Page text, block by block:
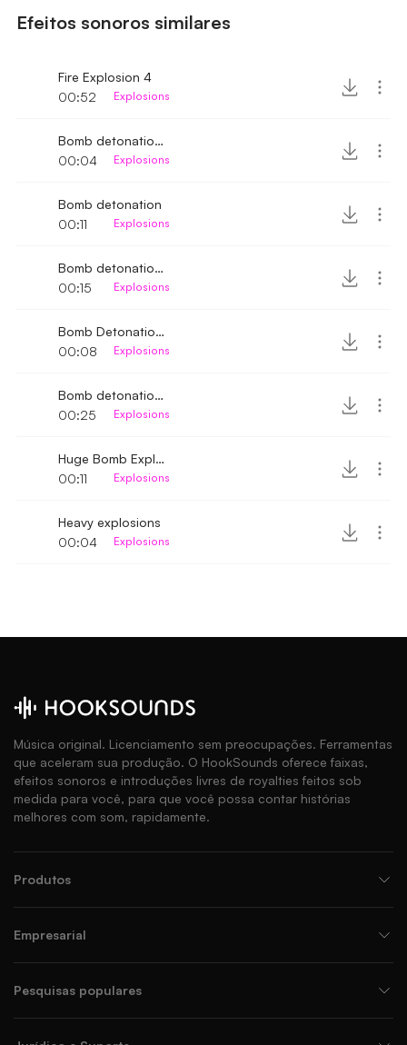
Efeitos sonoros similares
Fire Explosion 4
00:52
Explosions
Bomb detonation 3
00:04
Explosions
Bomb detonation
00:11
Explosions
Bomb detonation up-close
00:15
Explosions
Bomb Detonation Distant 2
00:08
Explosions
Bomb detonation distant
00:25
Explosions
Huge Bomb Explosion
00:11
Explosions
Heavy explosions
00:04
Explosions
Música original. Licenciamento sem preocupações. Ferramentas
que aceleram sua produção. O HookSounds oferece faixas,
efeitos sonoros e introduções livres de royalties feitos sob
medida para você, para que você possa contar histórias
melhores com som, rapidamente.
Produtos
Empresarial
Pesquisas populares